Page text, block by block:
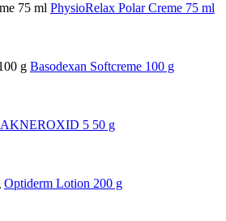
PhysioRelax Polar Creme 75 ml
Basodexan Softcreme 100 g
AKNEROXID 5 50 g
Optiderm Lotion 200 g